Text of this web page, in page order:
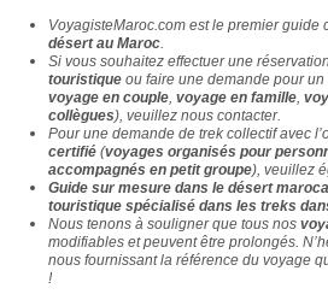
VoyagisteMaroc.com est le premier guide
désert au Maroc
Si vous souhaitez effectuer une
touristique ou faire une demande pour un
voyage en couple voyage en famille
collègues), veuillez nous contacter.
Pour une demande de trek collectif avec
certifié (voyages organisés pour
accompagnés en petit groupe), veuillez
Guide sur mesure dans le désert
touristique spécialisé dans les treks
Nous tenons à souligner que tous nos
modifiables et peuvent être prolongés.
nous fournissant la référence du voyage
!